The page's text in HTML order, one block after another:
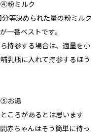
④粉ミルク
等決められた量の粉ミルク
一番ベストです。
持参する場合は、適量を小
乳瓶に入れて持参するほう
⑤お湯
ころがあるとは思います
赤ちゃんはそう簡単に待っ